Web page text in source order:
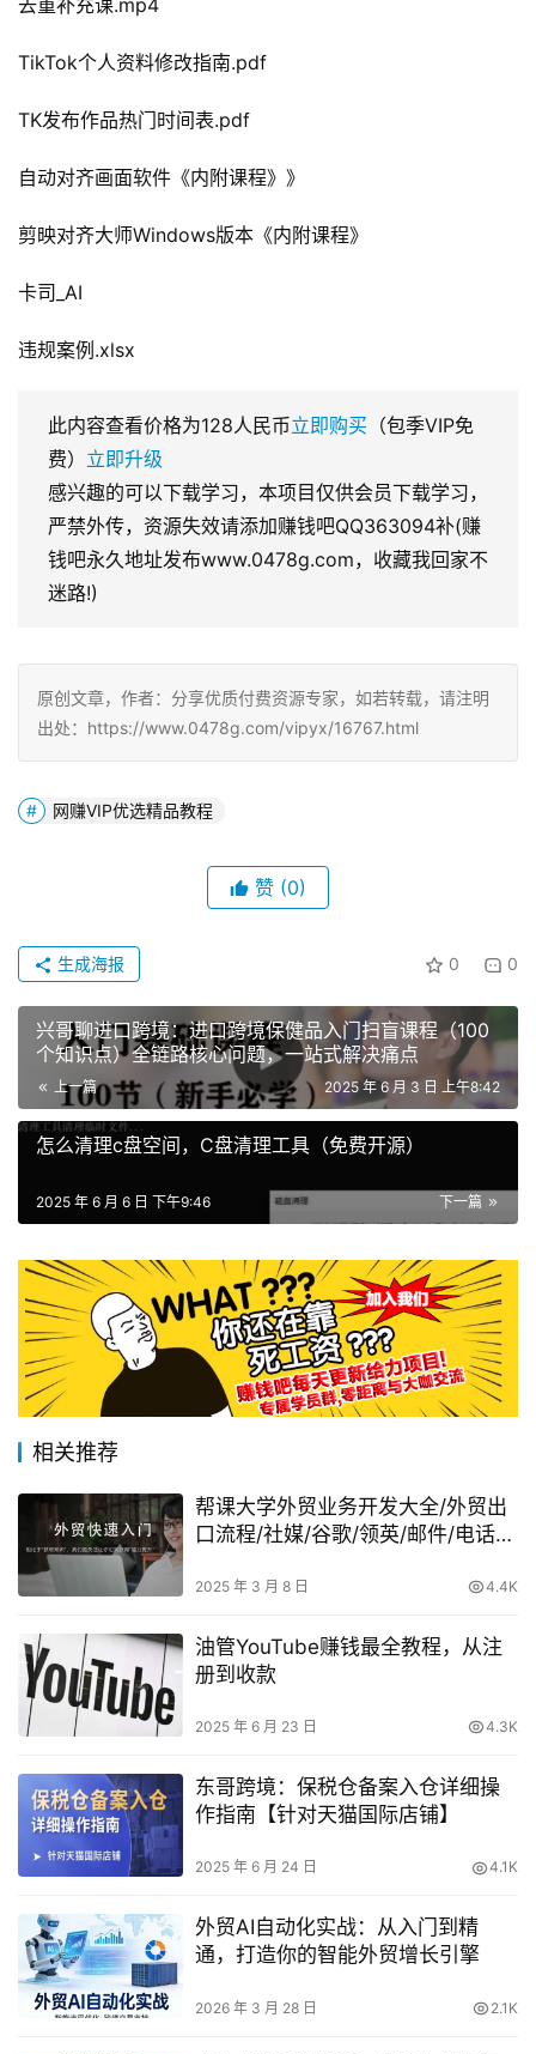
去重补充课.mp4
TikTok个人资料修改指南.pdf
TK发布作品热门时间表.pdf
自动对齐画面软件《内附课程》》
剪映对齐大师Windows版本《内附课程》
卡司_AI
违规案例.xlsx
此内容查看价格为128人民币立即购买 （包季VIP免
费） 立即升级
感兴趣的可以下载学习，本项目仅供会员下载学习，
严禁外传，资源失效请添加赚钱吧QQ363094补(赚
钱吧永久地址发布www.0478g.com，收藏我回家不
迷路!)
原创文章，作者：分享优质付费资源专家，如若转载，请注明
出处：https://www.0478g.com/vipyx/16767.html
网赚VIP优选精品教程
赞 (0)
0 0
生成海报
兴哥聊进口跨境：进口跨境保健品入门扫盲课程（100
个知识点）全链路核心问题，一站式解决痛点
上一篇 2025 年 6 月 3 日 上午8:42
怎么清理c盘空间，C盘清理工具（免费开源）
下一篇
2025 年 6 月 6 日 下午9:46
相关推荐
帮课大学外贸业务开发大全/外贸出
口流程/社媒/谷歌/领英/邮件/电话/
2025 年 3 月 8 日 4.4K
油管YouTube赚钱最全教程，从注
册到收款
2025 年 6 月 23 日 4.3K
东哥跨境：保税仓备案入仓详细操
作指南【针对天猫国际店铺】
2025 年 6 月 24 日 4.1K
外贸AI自动化实战：从入门到精
通，打造你的智能外贸增长引擎
2026 年 3 月 28 日 2.1K